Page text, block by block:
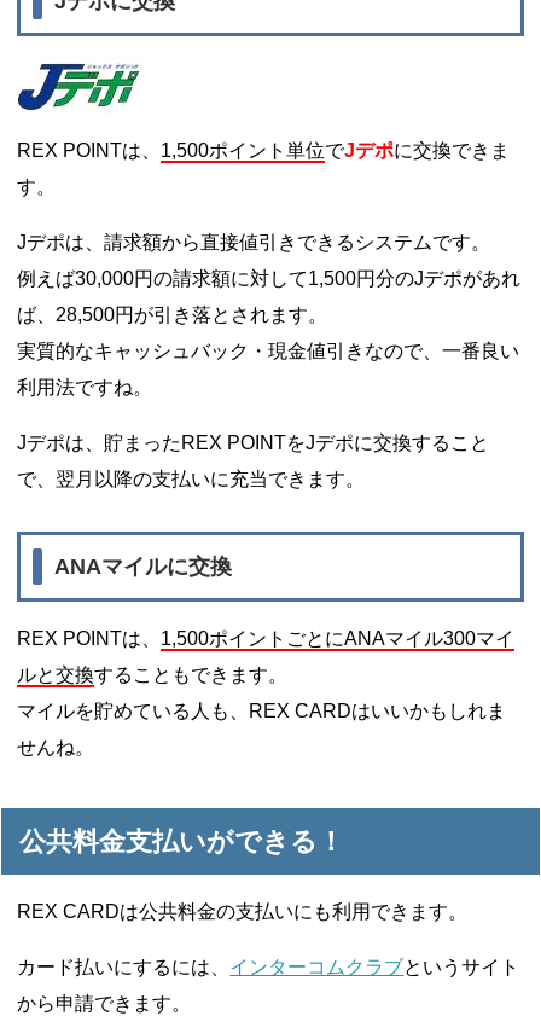
REX POINTは、 1,500ポイント単位でJデポに交換できま
す。
Jデポは、請求額から直接値引きできるシステムです。
例えば30,000円の請求額に対して1,500円分のJデポがあれ
ば、28,500円が引き落とされます。
実質的なキャッシュバック・現金値引きなので、一番良い
利用法ですね。
Jデポは、貯まったREX POINTをJデポに交換すること
で、翌月以降の支払いに充当できます。
ANAマイルに交換
REX POINTは、 1,500ポイントごとにANAマイル300マイ
ルと交換することもできます。
マイルを貯めている人も、REX CARDはいいかもしれま
せんね。
公共料金支払いができる！
REX CARDは公共料金の支払いにも利用できます。
カード払いにするには、 インターコムクラブというサイト
から申請できます。